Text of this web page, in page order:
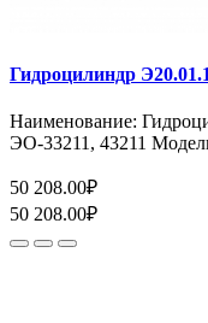
Гидроцилиндр
Наименование:
ЭО-33211, 43211
50 208.00₽
50 208.00₽